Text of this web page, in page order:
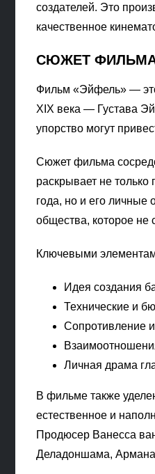
создателей. Это
качественное
СЮЖЕТ ФИЛЬМА
Фильм «Эйфель» —
XIX века — Густава
упорство могут
Сюжет фильма
раскрывает не
года, но и его личные
общества, которое не
Ключевыми
Идея создания
Технические и
Сопротивление
Личная драма
В фильме также
естественное и
Продюсер Ванесса
Деладоншама,